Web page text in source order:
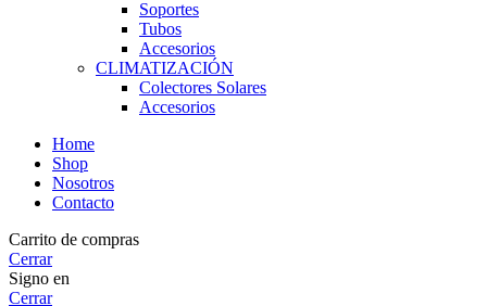
Soportes
Tubos
Accesorios
CLIMATIZACIÓN
Colectores Solares
Accesorios
Home
Shop
Nosotros
Contacto
Carrito de compras
Cerrar
Signo en
Cerrar